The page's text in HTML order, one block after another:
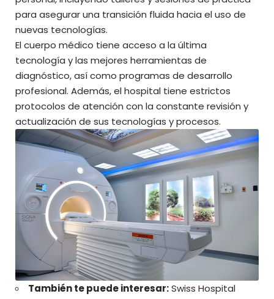
para asegurar una transición fluida hacia el uso de
nuevas tecnologías.
El cuerpo médico tiene acceso a la última
tecnología y las mejores herramientas de
diagnóstico, así como programas de desarrollo
profesional. Además, el hospital tiene estrictos
protocolos de atención con la constante revisión y
actualización de sus tecnologías y procesos.
También te puede interesar:Swiss Hospital